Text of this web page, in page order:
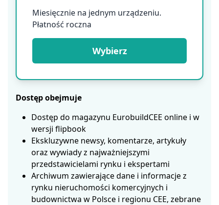
Miesięcznie na jednym urządzeniu.
Płatność roczna
Wybierz
Dostęp obejmuje
Dostęp do magazynu EurobuildCEE online i w
wersji flipbook
Ekskluzywne newsy, komentarze, artykuły
oraz wywiady z najważniejszymi
przedstawicielami rynku i ekspertami
Archiwum zawierające dane i informacje z
rynku nieruchomości komercyjnych i
budownictwa w Polsce i regionu CEE, zebrane